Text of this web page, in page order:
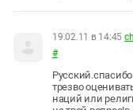
19.02.11 в 14:45
#
трезво
наций или